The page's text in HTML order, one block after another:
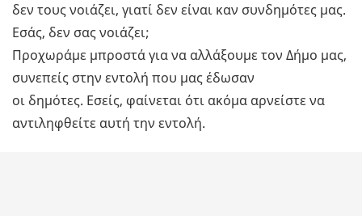
δεν τους νοιάζει, γιατί δεν είναι καν συνδημότες μας.
Εσάς, δεν σας νοιάζει;
Προχωράμε μπροστά για να αλλάξουμε τον Δήμο μας,
συνεπείς στην εντολή που μας έδωσαν
οι δημότες. Εσείς, φαίνεται ότι ακόμα αρνείστε να
αντιληφθείτε αυτή την εντολή.